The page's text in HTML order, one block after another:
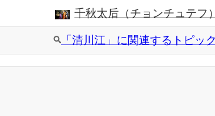
千秋太后（チョンチュテフ）
「清川江」に関連するトピッ